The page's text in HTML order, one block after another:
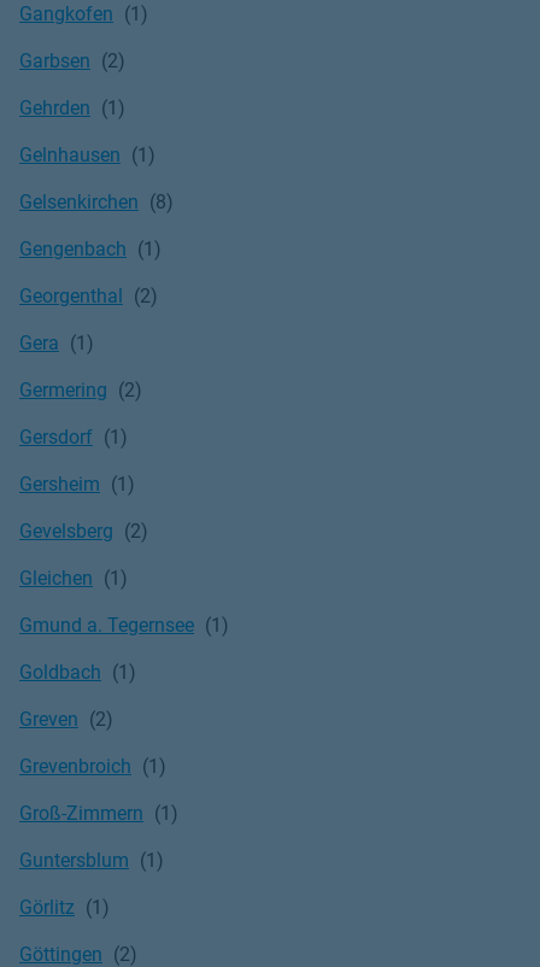
Gangkofen
Garbsen
Gehrden
Gelnhausen
Gelsenkirchen
Gengenbach
Georgenthal
Gera
Germering
Gersdorf
Gersheim
Gevelsberg
Gleichen
Gmund a. Tegernsee
Goldbach
Greven
Grevenbroich
Groß-Zimmern
Guntersblum
Görlitz
Göttingen